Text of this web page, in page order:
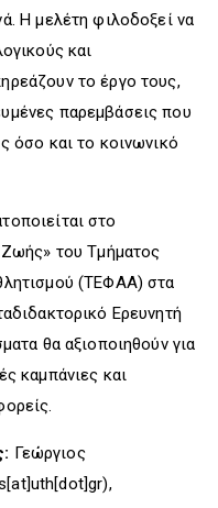
Η μελέτη φιλοδοξεί να
και
το έργο τους,
παρεμβάσεις που
όσο και το κοινωνικό
στο
Ζωής» του Τμήματος
(ΤΕΦΑΑ) στα
Ερευνητή
θα αξιοποιηθούν για
καμπάνιες και
Γεώργιος
,